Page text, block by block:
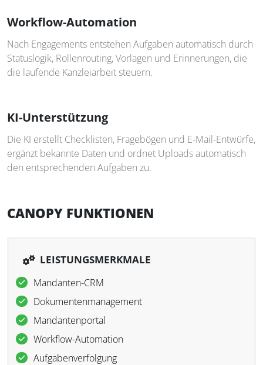
Workflow-Automation
Nach Engagements entstehen Aufgaben automatisch durch
Statuslogik, Rollenrouting, Vorlagen und Erinnerungen, die
die laufende Kanzleiarbeit steuern.
KI-Unterstützung
Die KI erstellt Checklisten, Fragebögen und E-Mail-Entwürfe,
ergänzt bekannte Daten und ordnet Uploads automatisch
den entsprechenden Aufgaben zu.
CANOPY FUNKTIONEN
LEISTUNGSMERKMALE
Mandanten-CRM
Dokumentenmanagement
Mandantenportal
Workflow-Automation
Aufgabenverfolgung